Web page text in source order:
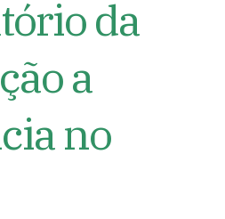
da
a
no